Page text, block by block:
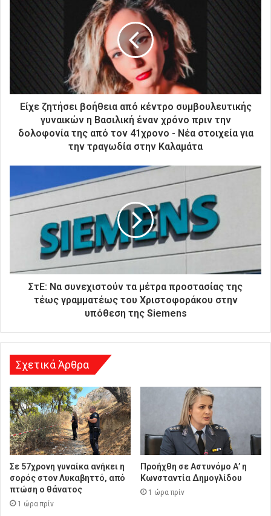
τ
ή
α
δ
θ
Είχε ζητήσει βοήθεια από κέντρο συμβουλευτικής
γυναικών η Βασιλική έναν χρόνο πριν την
δολοφονία της από τον 41χρονο - Νέα στοιχεία για
την τραγωδία στην Καλαμάτα
ΣτΕ: Να συνεχιστούν τα μέτρα προστασίας της
τέως γραμματέως του Χριστοφοράκου στην
υπόθεση της Siemens
Σχετικά Άρθρα
Σε 57χρονη γυναίκα ανήκει η
σορός στον Λυκαβηττό, από
πτώση ο θάνατος
1 ώρα πρίν
Προήχθη σε Αστυνόμο Α’ η
Κωνσταντία Δημογλίδου
1 ώρα πρίν